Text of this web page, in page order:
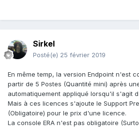
Sirkel
Posté(e) 25 février 2019
En même temp, la version Endpoint n'est
partir de 5 Postes (Quantité mini) après
automatiquement appliqué lorsqu'il s'agit
Mais à ces licences s'ajoute le Support
(Obligatoire) pour le prix d'une licence.
La console ERA n'est pas obligatoire